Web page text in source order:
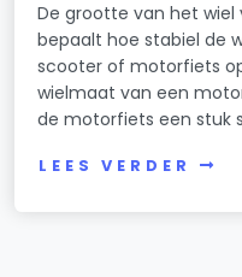
De grootte van het
bepaalt hoe stabiel de
scooter of motorfiets
wielmaat van een
de motorfiets een stuk
LEES VERDER